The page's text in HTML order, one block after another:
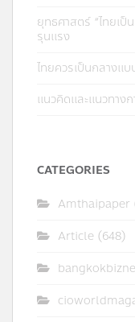
ยุทธศาสตร์ “ไทยเป็
รุนแรง
ไทยควรเป็นกลางแ
แนวคิดและแนวทาง
CATEGORIES
Amthaipaper
Article (648)